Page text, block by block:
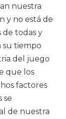
nuestra
y no está de
de todas y
su tiempo
del juego
que los
factores
se
de nuestra